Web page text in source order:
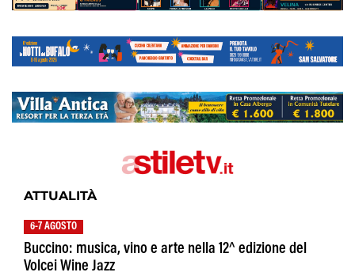
ATTUALITÀ
6-7 AGOSTO
Buccino: musica, vino e arte nella 12^ edizione del
Volcei Wine Jazz